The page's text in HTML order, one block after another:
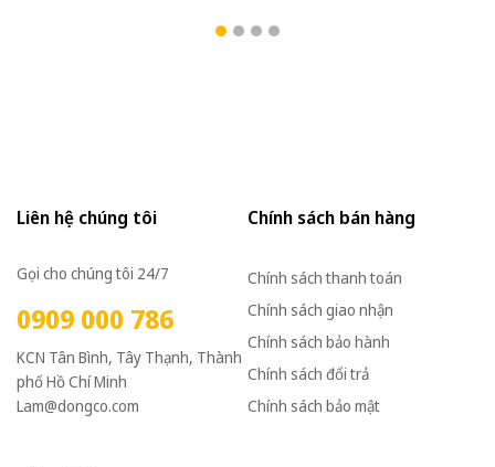
Liên hệ chúng tôi
Gọi cho chúng tôi 24/7
0909 000 786
KCN Tân Bình, Tây Thạnh, Thành
phố Hồ Chí Minh
Lam@dongco.com
Chính sách bán hàng
Chính sách thanh toán
Chính sách giao nhận
Chính sách bảo hành
Chính sách đổi trả
Chính sách bảo mật